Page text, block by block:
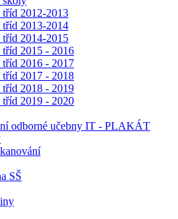
tříd 2012-2013
tříd 2013-2014
tříd 2014-2015
tříd 2015 - 2016
tříd 2016 - 2017
tříd 2017 - 2018
tříd 2018 - 2019
tříd 2019 - 2020
odborné učebny IT - PLAKÁT
SŠ